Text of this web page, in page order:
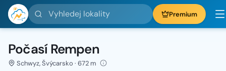
Vyhledej lokality Premium
Počasí Rempen
Schwyz, Švýcarsko · 672 m